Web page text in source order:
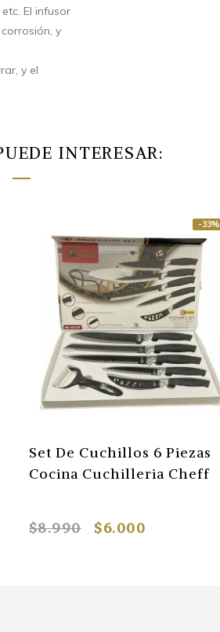
El infusor
y
y el
INTERESAR:
-33%
Set De Cuchillos 6 Piezas
Cocina Cuchilleria Cheff
$8.990 $6.000